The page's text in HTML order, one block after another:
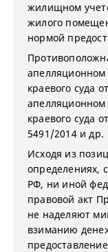
жилищном
жилого
нормой
апелляционном
краевого суда
апелляционном
краевого суда
5491/2014 и др.
Исходя из
определениях,
РФ, ни иной
правовой акт
не наделяют
взиманию